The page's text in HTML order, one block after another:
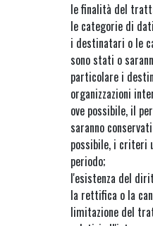
le finalità del
le categorie di
i destinatari o le
sono stati o
particolare i
organizzazioni
ove possibile, il
saranno
possibile, i criteri
periodo;
l'esistenza del
la rettifica o la
limitazione del